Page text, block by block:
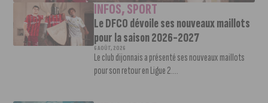
INFOS,SPORT
Le DFCO dévoile ses nouveaux maillots
pour la saison 2026-2027
6 AOÛT, 2026
Le club dijonnais a présenté ses nouveaux maillots
pour son retour en Ligue 2....